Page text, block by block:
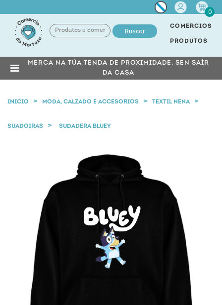
Miña
conta
0
Buscar
COMERCIOS
PRODUTOS
MERCA NA TÚA TENDA DE PROXIMIDADE, SEN SAÍR
DA CASA
INICIO MODA, CALZADO E ACCESORIOS TEXTIL NENA
SUADOIRAS SUDADERA BLUEY